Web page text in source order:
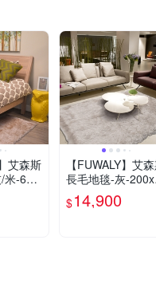
艾森斯
米-60x
【FUWALY】艾
長毛地毯-灰-
90CM (地毯 地墊
毛 柔軟 素色 生活美
$14,900